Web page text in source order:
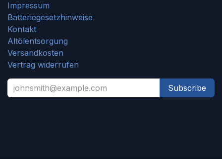
Impressum
Batteriegesetzhinweise
Kontakt
Altölentsorgung
Versandkosten
Vertrag widerrufen
Subscribe